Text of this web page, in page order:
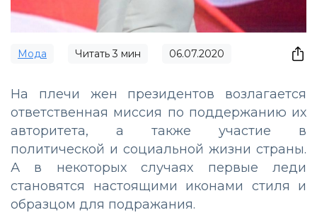
Мода Читать3 мин 06.07.2020
На плечи жен президентов возлагается
ответственная миссия по поддержанию их
авторитета, а также участие в
политической и социальной жизни страны.
А в некоторых случаях первые леди
становятся настоящими иконами стиля и
образцом для подражания.